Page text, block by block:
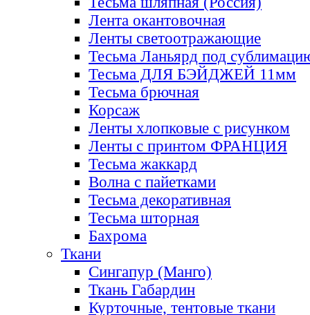
Лента окантовочная
Ленты светоотражающие
Тесьма Ланьярд под
Тесьма ДЛЯ БЭЙДЖЕЙ 11мм
Тесьма брючная
Корсаж
Ленты хлопковые с рисунком
Ленты с принтом ФРАНЦИЯ
Тесьма жаккард
Волна с пайетками
Тесьма декоративная
Тесьма шторная
Бахрома
Ткани
Сингапур (Манго)
Ткань Габардин
Курточные, тентовые ткани